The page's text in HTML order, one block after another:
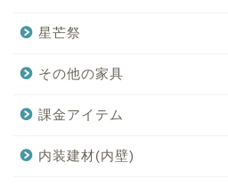
星芒祭
その他の家具
課金アイテム
内装建材(内壁)